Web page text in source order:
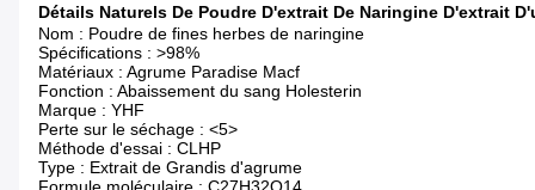
Détails Naturels De Poudre D'extrait De Naringine D'extrait
Nom : Poudre de fines herbes de naringine
Spécifications : >98%
Matériaux : Agrume Paradise Macf
Fonction : Abaissement du sang Holesterin
Marque : YHF
Perte sur le séchage : <5>
Méthode d'essai : CLHP
Type : Extrait de Grandis d'agrume